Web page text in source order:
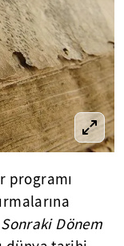
programı
Dönem